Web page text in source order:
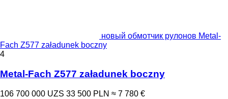
новый обмотчик рулонов Metal-
Fach Z577 załadunek boczny
4
Metal-Fach Z577 załadunek boczny
106 700 000 UZS 33 500 PLN ≈ 7 780 €